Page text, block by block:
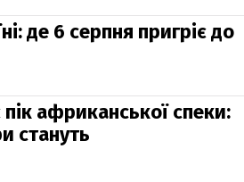
де 6 серпня пригріє до
африканської спеки:
стануть